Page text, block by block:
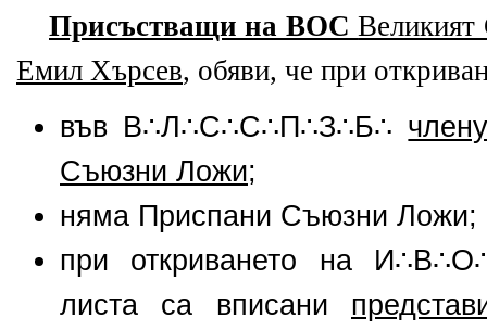
Присъстващи на ВОС
Емил Хърсев, обяви, че при
във В∴Л∴С∴С∴П∴З∴Б∴
Съюзни Ложи;
няма Приспани Съюзни Ложи;
при откриването на
листа са вписани